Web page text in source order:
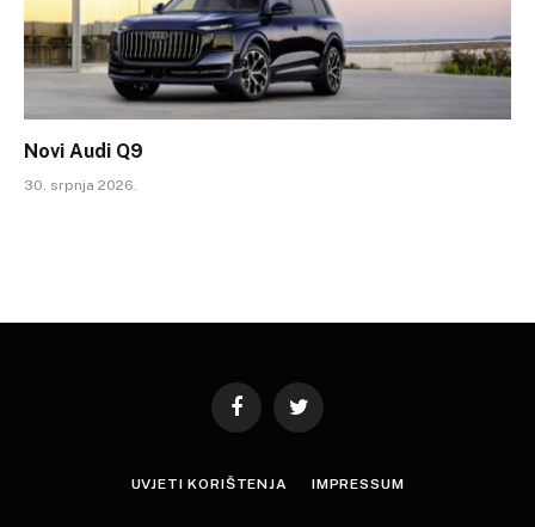
Novi Audi Q9
30. srpnja 2026.
FacebookTwitter
UVJETI KORIŠTENJA IMPRESSUM